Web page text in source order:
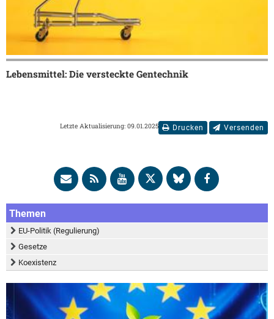
Lebensmittel: Die versteckte Gentechnik
Drucken Versenden
Letzte Aktualisierung: 09.01.2025
Themen
EU-Politik (Regulierung)
Gesetze
Koexistenz